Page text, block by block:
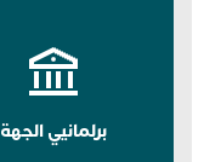
برلمانيي الجهة